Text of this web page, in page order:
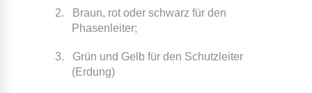
2.
Braun, rot oder schwarz für den
Phasenleiter;
3.
Grün und Gelb für den Schutzleiter
(Erdung)